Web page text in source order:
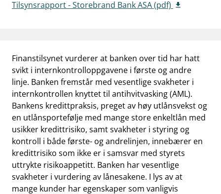
Tilsynsrapport - Storebrand Bank ASA (pdf)
Finanstilsynet vurderer at banken over tid har hatt
svikt i internkontrolloppgavene i første og andre
linje. Banken fremstår med vesentlige svakheter i
internkontrollen knyttet til antihvitvasking (AML).
Bankens kredittpraksis, preget av høy utlånsvekst og
en utlånsportefølje med mange store enkeltlån med
usikker kredittrisiko, samt svakheter i styring og
kontroll i både første- og andrelinjen, innebærer en
kredittrisiko som ikke er i samsvar med styrets
uttrykte risikoappetitt. Banken har vesentlige
svakheter i vurdering av lånesakene. I lys av at
mange kunder har egenskaper som vanligvis